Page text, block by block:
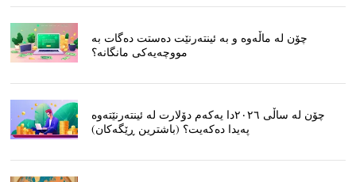
چۆن لە ماڵەوە و بە ئینتەرنێت دەستت دەگات بە
مووچەیەکی مانگانە؟
چۆن لە ساڵی ٢٠٢٦دا یەکەم دۆلارت لە ئینتەرنێتەوە
پەیدا دەکەیت؟ (باشترین ڕێگەکان)